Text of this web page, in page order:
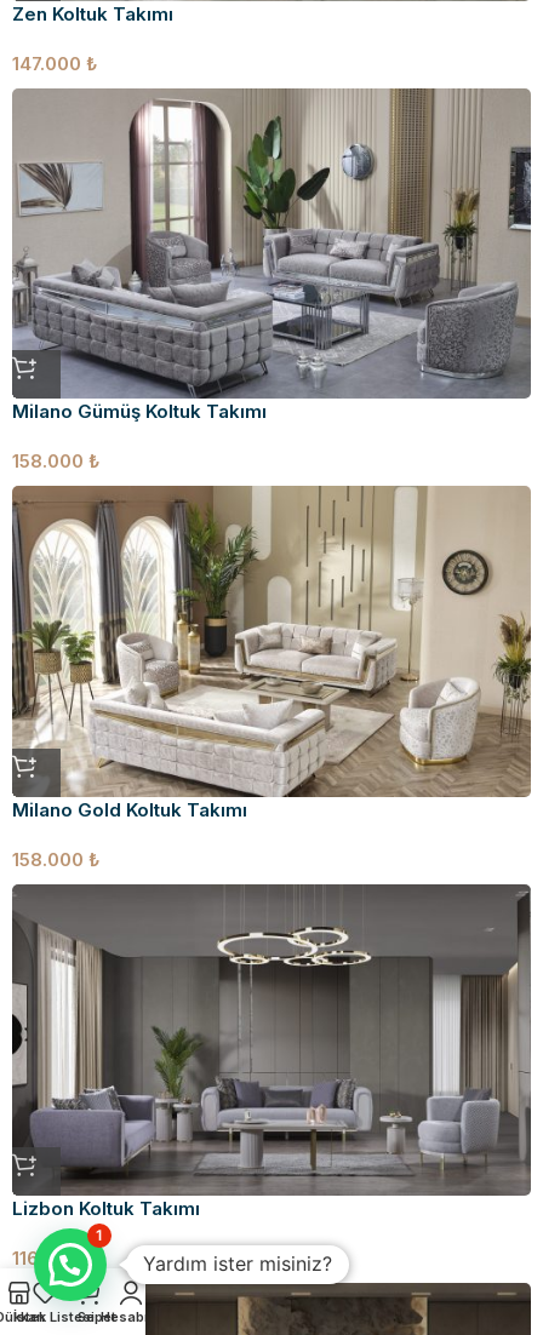
Zen Koltuk Takımı
147.000 ₺
Milano Gümüş Koltuk Takımı
158.000 ₺
Milano Gold Koltuk Takımı
158.000 ₺
Lizbon Koltuk Takımı
116.000₺
İstek ListesiSepetHesabım
Yardım ister misiniz?
1